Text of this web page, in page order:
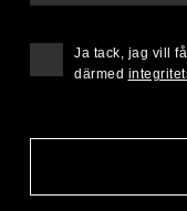
Ja tack, jag vill
därmed